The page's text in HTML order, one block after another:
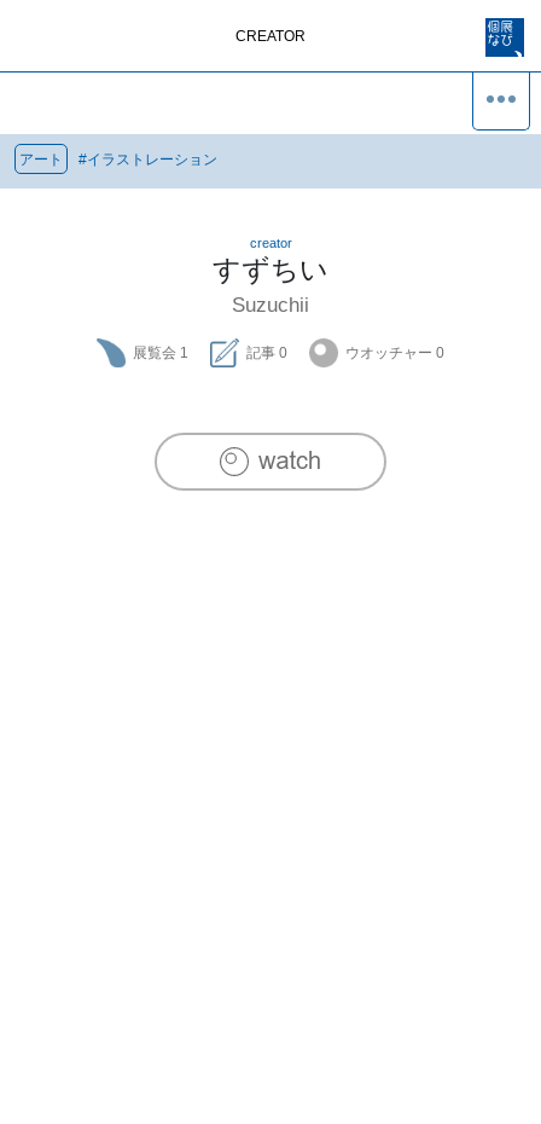
CREATOR
アート #イラストレーション
creator
すずちい
Suzuchii
展覧会 1 記事 0 ウオッチャー 0